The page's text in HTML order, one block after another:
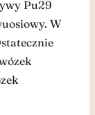
Pu29
W